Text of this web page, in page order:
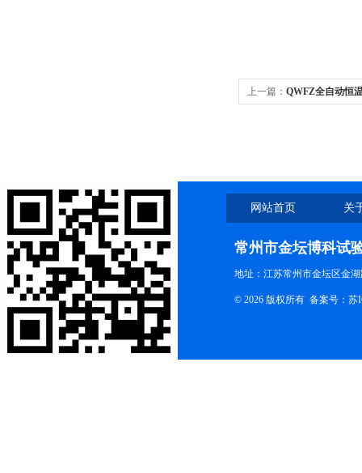
上一篇： QWFZ全自动恒
网站首页 关
联系我们
常州市金坛博科试
地址：江苏常州市金坛区金湖
© 2026 版权所有 备案号： 苏